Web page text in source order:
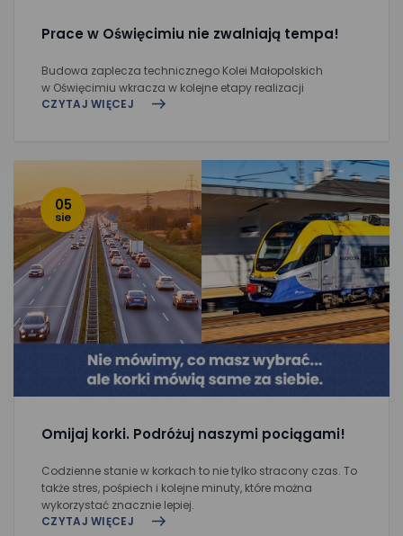
Prace w Oświęcimiu nie zwalniają tempa!
Budowa zaplecza technicznego Kolei Małopolskich
w Oświęcimiu wkracza w kolejne etapy realizacji
CZYTAJ WIĘCEJ
05
sie
Omijaj korki. Podróżuj naszymi pociągami!
Codzienne stanie w korkach to nie tylko stracony czas. To
także stres, pośpiech i kolejne minuty, które można
wykorzystać znacznie lepiej.
CZYTAJ WIĘCEJ